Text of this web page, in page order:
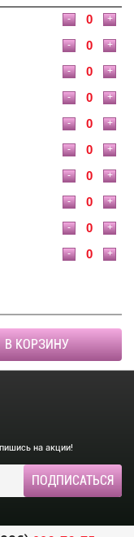
+
-
+
-
+
-
+
-
+
-
+
-
+
-
+
-
+
-
+
-
В КОРЗИНУ
на акции!